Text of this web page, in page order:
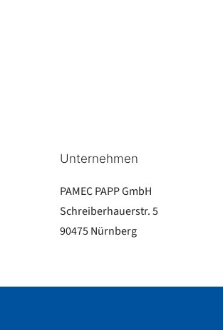
Unternehmen
PAMEC PAPP GmbH
Schreiberhauerstr. 5
90475 Nürnberg